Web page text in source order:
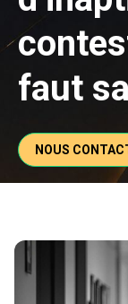
faut
NOUS